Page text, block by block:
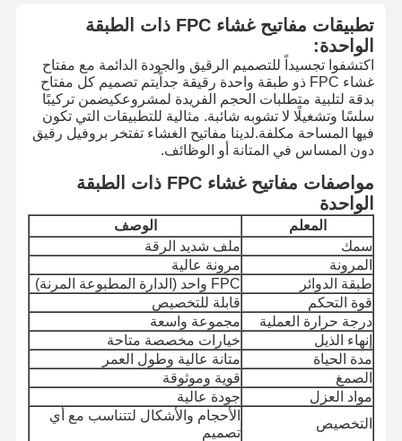
تطبيقات مفاتيح غشاء FPC ذات الطبقة
الواحدة:
اكتشفوا تجسيداً للتصميم الرقيق والجودة الدائمة مع مفتاح
غشاء FPC ذو طبقة واحدة رقيقة جداًيتم تصميم كل مفتاح
بدقة لتلبية متطلبات الحجم الفريدة لمشروعكيضمن تركيبًا
سلسًا وتشغيلًا لا تشوبه شائبة. مثالية للتطبيقات التي تكون
فيها المساحة مكلفة.لدينا مفاتيح الغشاء تفتخر بروفيل رقيق
دون المساس في المتانة أو الوظائف.
مواصفات مفاتيح غشاء FPC ذات الطبقة
الواحدة
المعلم
الوصف
سمك
ملف شديد الرقة
المرونة
مرونة عالية
طبقة الدوائر
FPC واحد (الدارة المطبوعة المرنة)
قوة التحكم
قابلة للتخصيص
درجة حرارة العملية
مجموعة واسعة
إنهاء الذيل
خيارات مخصصة متاحة
مدة الحياة
متانة عالية وطول العمر
الصمغ
قوية وموثوقة
مواد العزل
جودة عالية
التخصيص
الأحجام والأشكال لتتناسب مع أي
تصميم